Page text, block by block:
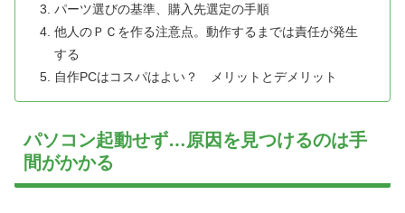
パーツ選びの基準、購入先選定の手順
他人のＰＣを作る注意点。動作するまでは責任が発生
する
自作PCはコスパはよい？ メリットとデメリット
パソコン起動せず…原因を見つけるのは手
間がかかる